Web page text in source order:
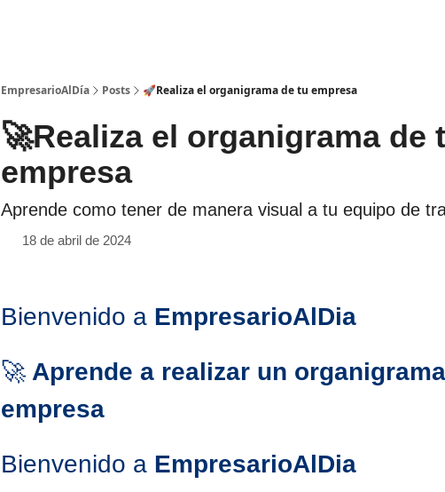
EmpresarioAlDía Posts 🚀Realiza el organigrama de tu empresa
🚀Realiza el organigrama de
empresa
Aprende como tener de manera visual a tu equipo de
18 de abril de 2024
Bienvenido a EmpresarioAlDia
🚀 Aprende a realizar un
empresa
Bienvenido a EmpresarioAlDia